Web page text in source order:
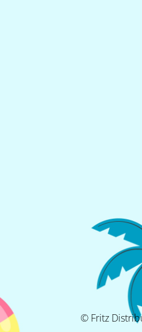
© Fritz